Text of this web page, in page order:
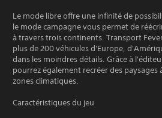
Le mode libre offre une infinité de
le mode campagne vous permet de
à travers trois continents. Transport
plus de 200 véhicules d'Europe,
dans les moindres détails. Grâce à
pourrez également recréer des
zones climatiques.
Caractéristiques du jeu